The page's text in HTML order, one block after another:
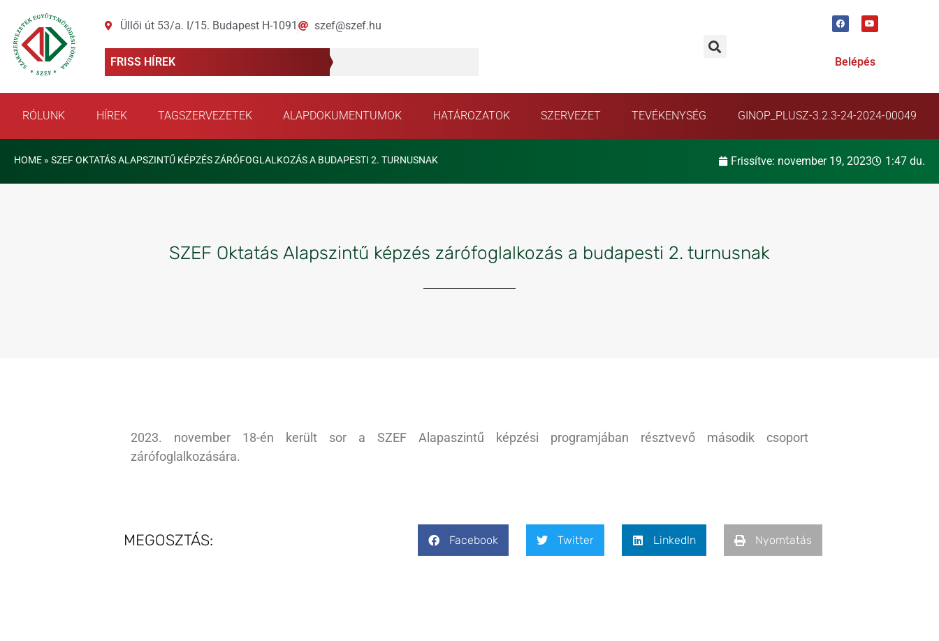
Üllői út 53/a. I/15. Budapest H-1091 szef@szef.hu
FRISS HÍREK Belépés
RÓLUNK HÍREK TAGSZERVEZETEK ALAPDOKUMENTUMOK HATÁROZATOK SZERVEZET TEVÉKENYSÉG GINOP_PLUSZ-3.2.3-24-2024-00049
HOME » SZEF OKTATÁS ALAPSZINTŰ KÉPZÉS ZÁRÓFOGLALKOZÁS A BUDAPESTI 2. TURNUSNAK Frissítve: november 19, 2023 1:47 du.
SZEF Oktatás Alapszintű képzés zárófoglalkozás a budapesti 2. turnusnak
2023. november 18-én került sor a SZEF Alapaszintű képzési programjában résztvevő második csoport
zárófoglalkozására.
MEGOSZTÁS: Facebook Twitter LinkedIn Nyomtatás